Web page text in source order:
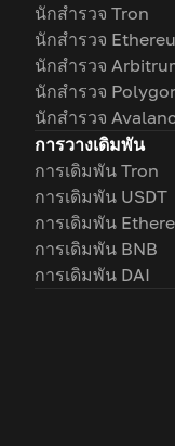
นักสำรวจ Tron
นักสำรวจ
นักสำรวจ
นักสำรวจ
นักสำรวจ
การวางเดิมพัน
การเดิมพัน Tron
การเดิมพัน USDT
การเดิมพัน
การเดิมพัน BNB
การเดิมพัน DAI